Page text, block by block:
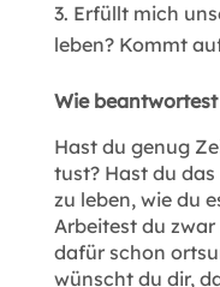
Erfüllt mich
leben? Kommt
Wie
Hast du genug
tust? Hast du
zu leben, wie du
Arbeitest du
dafür schon
wünscht du dir,